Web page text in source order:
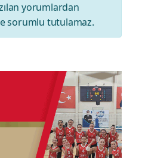
yorumlardan
sorumlu tutulamaz.